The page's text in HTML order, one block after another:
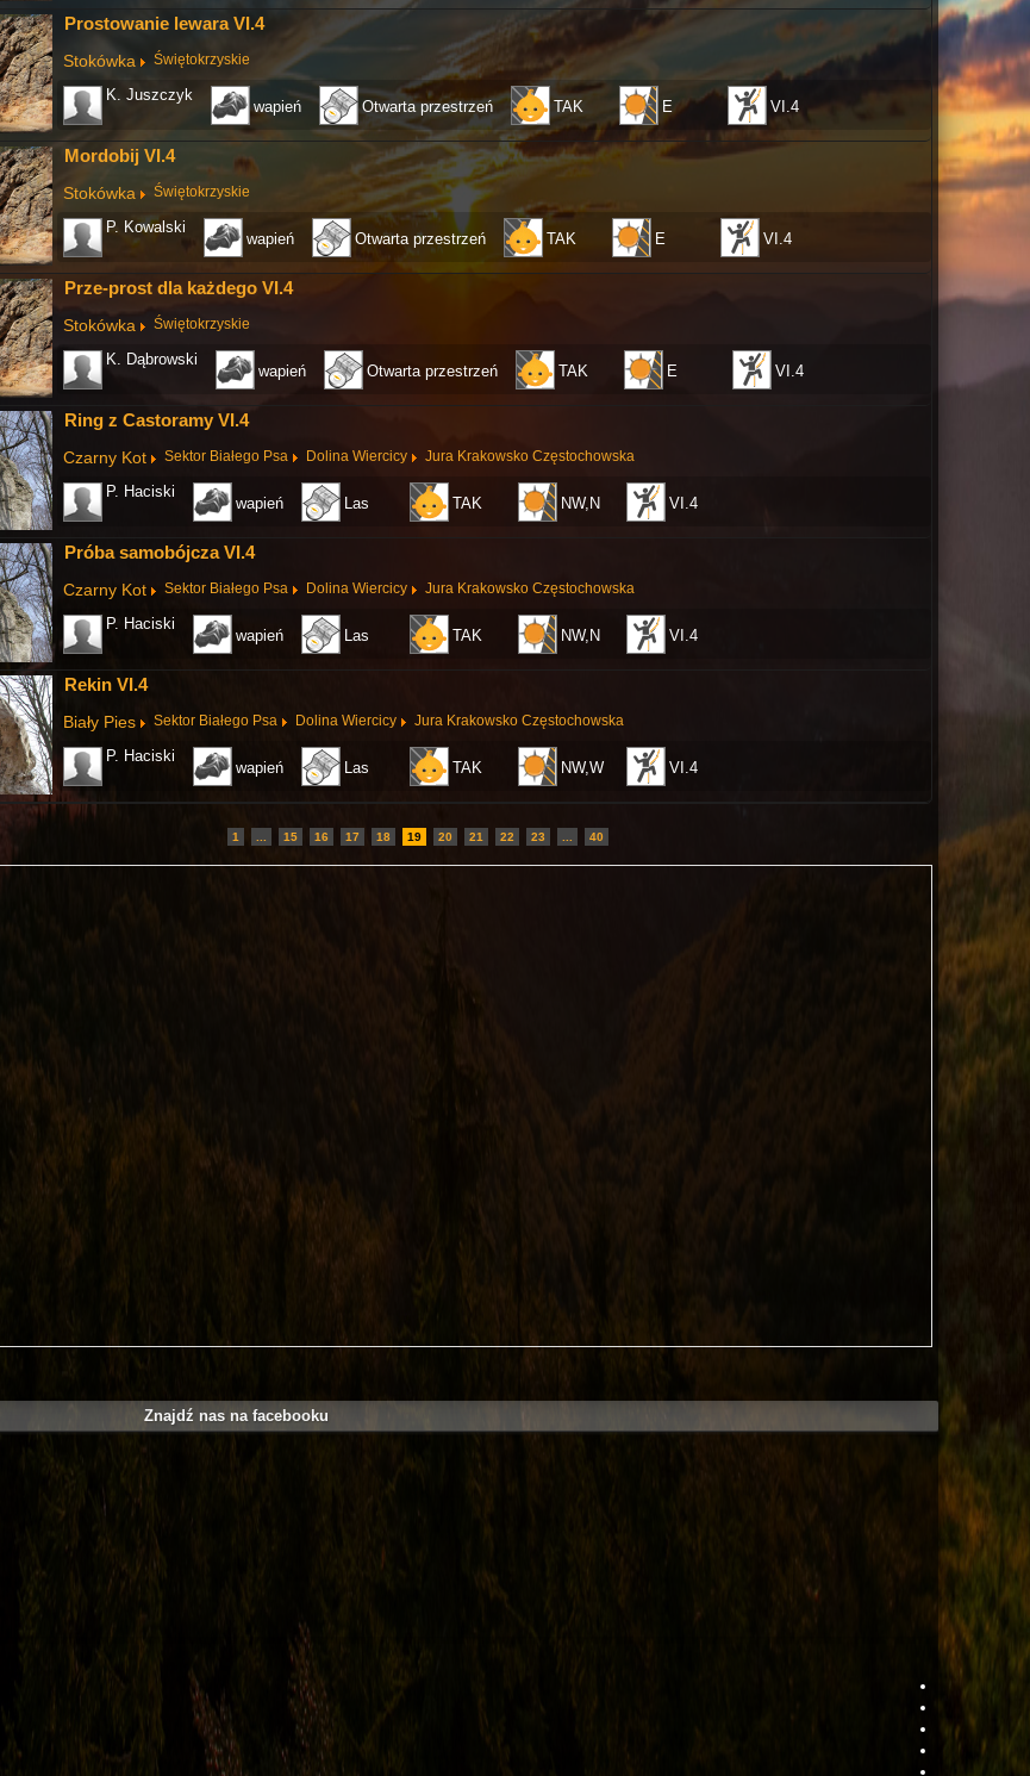
Prostowanie lewara VI.4
Stokówka Świętokrzyskie
K. Juszczyk
wapień Otwarta przestrzeń TAK E VI.4
Mordobij VI.4
Stokówka Świętokrzyskie
P. Kowalski
wapień Otwarta przestrzeń TAK E VI.4
Prze-prost dla każdego VI.4
Stokówka Świętokrzyskie
K. Dąbrowski
wapień Otwarta przestrzeń TAK E VI.4
Ring z Castoramy VI.4
Czarny Kot Sektor Białego Psa Dolina Wiercicy Jura Krakowsko Częstochowska
P. Haciski
wapień Las TAK NW,N VI.4
Próba samobójcza VI.4
Czarny Kot Sektor Białego Psa Dolina Wiercicy Jura Krakowsko Częstochowska
P. Haciski
wapień Las TAK NW,N VI.4
Rekin VI.4
Biały Pies Sektor Białego Psa Dolina Wiercicy Jura Krakowsko Częstochowska
P. Haciski
wapień Las TAK NW,W VI.4
1 15 16 17 18 19 20 21 22 23 40
Znajdź nas na facebooku